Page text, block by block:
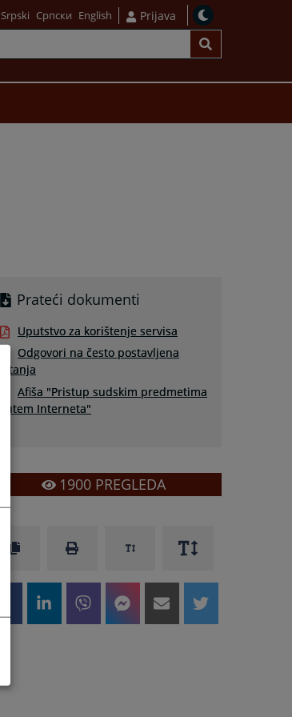
Srpski Српски English Prijava
Prateći dokumenti
Uputstvo za korištenje servisa
Odgovori na često postavljena
pitanja
Afiša "Pristup sudskim predmetima
putem Interneta"
1900PREGLEDA